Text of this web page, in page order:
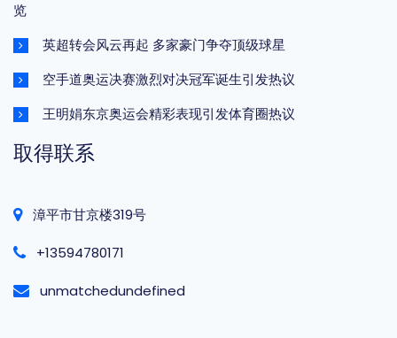
览
英超转会风云再起 多家豪门争夺顶级球星
空手道奥运决赛激烈对决冠军诞生引发热议
王明娟东京奥运会精彩表现引发体育圈热议
取得联系
漳平市甘京楼319号
+13594780171
unmatchedundefined